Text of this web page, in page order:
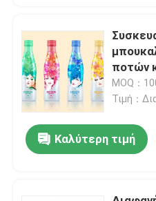
Μας ελάτε σε επαφή με
Ειδήσεις
Συσκευασία ποτών
Συσκευασία ποτών
ποτών
MOQ：
Τιμή：
Καλύτερη τιμή